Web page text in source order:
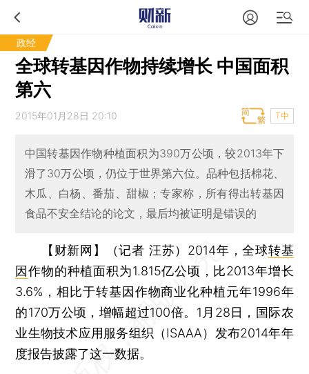
政经
全球转基因作物持续增长 中国面积
第六
2015年01月28日 20:10 T中
中国转基因作物种植面积为390万公顷，较2013年下
滑了30万公顷，仍位于世界第六位。品种包括棉花、
木瓜、白杨、番茄、甜椒；专家称，所有得出转基因
食品不安全结论的论文，最后均被证明是错误的
【财新网】（记者 汪苏） 2014年，全球转基
因作物的种植面积为1.815亿公顷，比2013年增长
3.6%，相比于转基因作物商业化种植元年1996年
的170万公顷，增幅超过100倍。1月28日，国际农
业生物技术应用服务组织（ISAAA）发布2014年年
度报告披露了这一数据。